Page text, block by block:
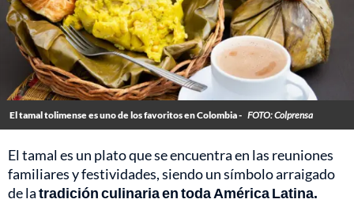
El tamal tolimense es uno de los favoritos en Colombia - FOTO: Colprensa
El tamal es un plato que se encuentra en las reuniones
familiares y festividades, siendo un símbolo arraigado
de latradición culinaria en toda América Latina.